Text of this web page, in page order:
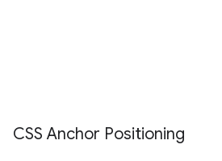
CSS Anchor Positioning